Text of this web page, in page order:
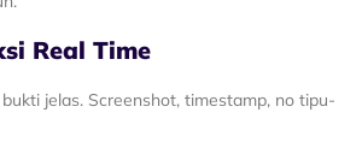
Real Time
jelas. Screenshot, timestamp, no tipu-